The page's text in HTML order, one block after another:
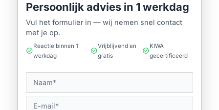
Persoonlijk advies in 1 werkdag
Vul het formulier in — wij nemen snel contact
met je op.
check_circle
Reactie binnen 1
werkdag
check_circle
Vrijblijvend en
gratis
check_circle
KIWA
gecertificeerd